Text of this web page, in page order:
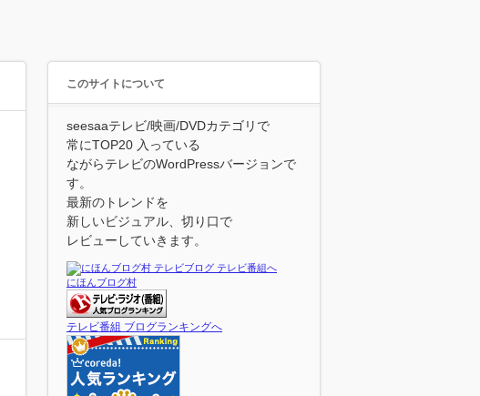
このサイトについて
seesaaテレビ/映画/DVDカテゴリで
常にTOP20 入っている
ながらテレビのWordPressバージョンで
す。
最新のトレンドを
新しいビジュアル、切り口で
レビューしていきます。
にほんブログ村
テレビ番組 ブログランキングへ